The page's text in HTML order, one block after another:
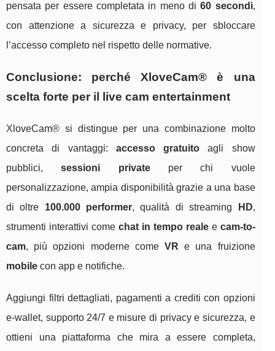
pensata per essere completata in meno di60 secondi,
con attenzione a sicurezza e privacy, per sbloccare
l’accesso completo nel rispetto delle normative.
Conclusione: perché XloveCam® è una
scelta forte per il live cam entertainment
XloveCam® si distingue per una combinazione molto
concreta di vantaggi: accesso gratuito agli show
pubblici,sessioni privateper chi vuole
personalizzazione, ampia disponibilità grazie a una base
di oltre 100.000 performer, qualità di streaming HD,
strumenti interattivi come chat in tempo realee cam-to-
cam, più opzioni moderne come VR e una fruizione
mobile con app e notifiche.
Aggiungi filtri dettagliati, pagamenti a crediti con opzioni
e-wallet, supporto 24/7 e misure di privacy e sicurezza, e
ottieni una piattaforma che mira a essere completa,